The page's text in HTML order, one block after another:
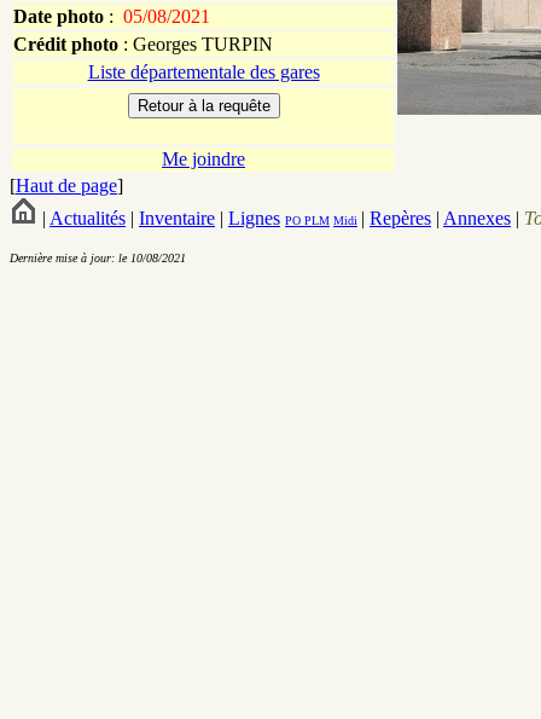
Date photo : 05/08/2021
Crédit photo : Georges TURPIN
Liste départementale des gares
Me joindre
[Haut de page]
| Actualités | Inventaire | Lignes PO PLM Midi | Repères | Annexes |
Dernière mise à jour: le 10/08/2021